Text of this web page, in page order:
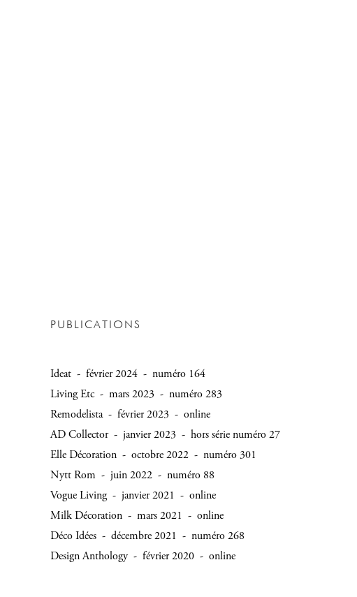
PUBLICATIONS
Ideat - février 2024 - numéro 164
Living Etc - mars 2023 - numéro 283
Remodelista - février 2023 - online
AD Collector - janvier 2023 - hors série numéro 27
Elle Décoration - octobre 2022 - numéro 301
Nytt Rom - juin 2022 - numéro 88
Vogue Living - janvier 2021 - online
Milk Décoration - mars 2021 - online
Déco Idées - décembre 2021 - numéro 268
Design Anthology - février 2020 - online